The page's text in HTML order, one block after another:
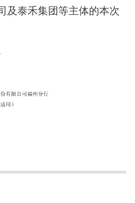
及泰禾集团等主体的本次